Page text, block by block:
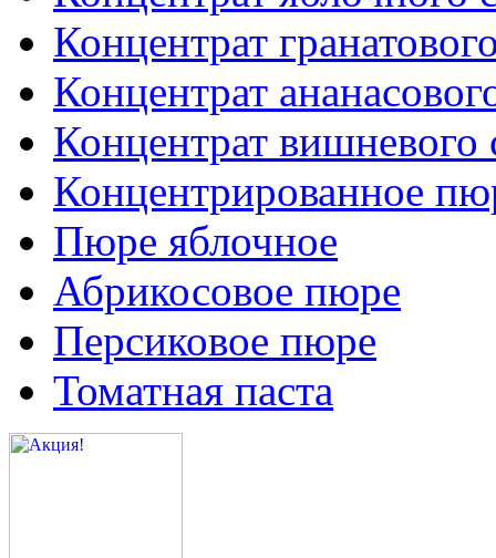
Концентрат
Концентрат
Концентрат вишневого
Концентрированное
Пюре яблочное
Абрикосовое пюре
Персиковое пюре
Томатная паста